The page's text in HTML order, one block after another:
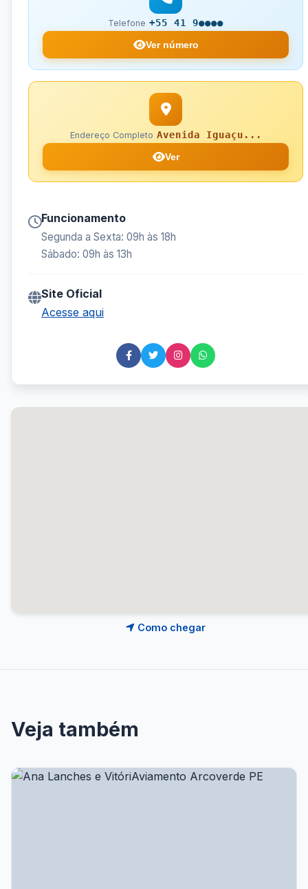
Telefone +55 41 9●●●●
Ver número
Endereço Completo Avenida Iguaçu...
Ver
Funcionamento
Segunda a Sexta: 09h às 18h
Sábado: 09h às 13h
Site Oficial
Acesse aqui
Como chegar
Veja também